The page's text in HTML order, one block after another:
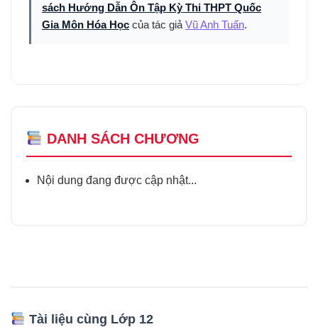
sách Hướng Dẫn Ôn Tập Kỳ Thi THPT Quốc
Gia Môn Hóa Học của tác giả Vũ Anh Tuấn.
DANH SÁCH CHƯƠNG
Nội dung đang được cập nhật...
Tài liệu cùng Lớp 12